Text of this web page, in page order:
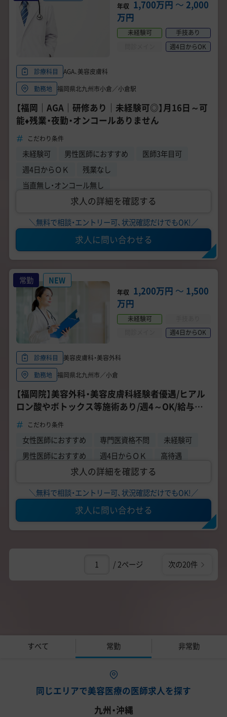
年収 1,700万円 〜 2,000
万円
未経験可
手技あり
週4日からOK
診療科目
AGA、美容皮膚科
勤務地 福岡県北九州市小倉／小倉駅
【福岡｜AGA｜研修あり｜未経験可◎】月16日～可
能♦残業・夜勤・オンコールありません
こだわり条件
未経験可 男性医師におすすめ
医師3年目可
週4日からＯＫ
残業なし
当直無し・オンコール無し
求人の詳細を確認する
＼無料で相談・エントリー可、状況確認だけでもOK!／
求人に問い合わせる
常勤 NEW
年収 1,200万円 〜 1,500
万円
未経験可
週4日からOK
診療科目
美容皮膚科・美容外科
勤務地 福岡県北九州市／小倉
【福岡院】美容外科・美容皮膚科経験者優遇/ヒアル
ロン酸やボトックス等施術あり/週4～OK/給与交
渉可こだわり条件
女性医師におすすめ 専門医資格不問
未経験可
男性医師におすすめ
週4日からＯＫ 高待遇
求人の詳細を確認する
＼無料で相談・エントリー可、状況確認だけでもOK!／
求人に問い合わせる
/ 2ページ 次の20件
すべて 常勤 非常勤
同じエリアで美容医療の医師求人を探す
九州・沖縄